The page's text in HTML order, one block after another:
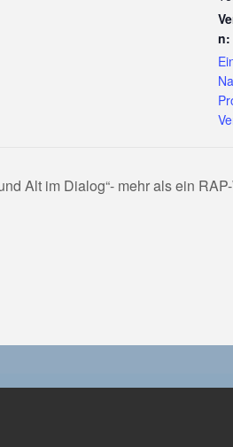
n:
Alt im Dialog“- mehr als ein